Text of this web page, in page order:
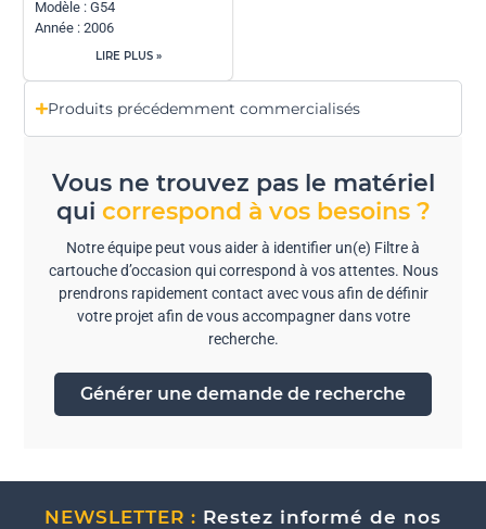
Modèle : G54
Année : 2006
LIRE PLUS »
Produits précédemment commercialisés
Vous ne trouvez pas le matériel
qui correspond à vos besoins ?
Notre équipe peut vous aider à identifier un(e) Filtre à
cartouche d’occasion qui correspond à vos attentes. Nous
prendrons rapidement contact avec vous afin de définir
votre projet afin de vous accompagner dans votre
recherche.
Générer une demande de recherche
NEWSLETTER : Restez informé de nos